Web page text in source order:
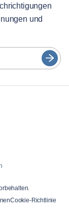
und
Cookie-Richtlinie